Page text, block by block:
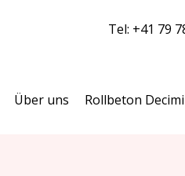
Über uns Rollbeton
Tel: +41 79